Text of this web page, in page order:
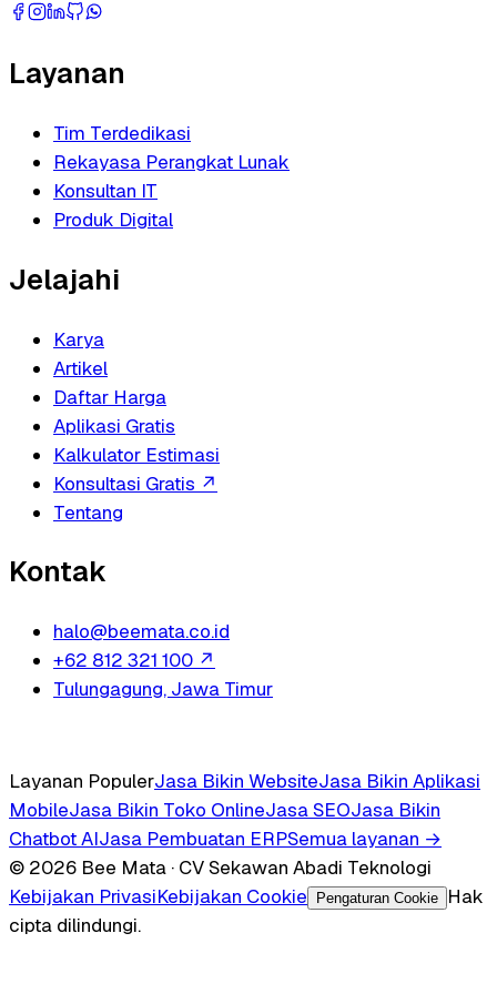
Layanan
Tim Terdedikasi
Rekayasa Perangkat Lunak
Konsultan IT
Produk Digital
Jelajahi
Karya
Artikel
Daftar Harga
Aplikasi Gratis
Kalkulator Estimasi
Konsultasi Gratis ↗
Tentang
Kontak
halo@beemata.co.id
+62 812 321 100 ↗
Tulungagung, Jawa Timur
Layanan PopulerJasa Bikin WebsiteJasa Bikin Aplikasi
MobileJasa Bikin Toko OnlineJasa SEOJasa Bikin
Chatbot AIJasa Pembuatan ERPSemua layanan →
© 2026 Bee Mata · CV Sekawan Abadi Teknologi
Kebijakan PrivasiKebijakan Cookie Pengaturan Cookie
Hak
cipta dilindungi.